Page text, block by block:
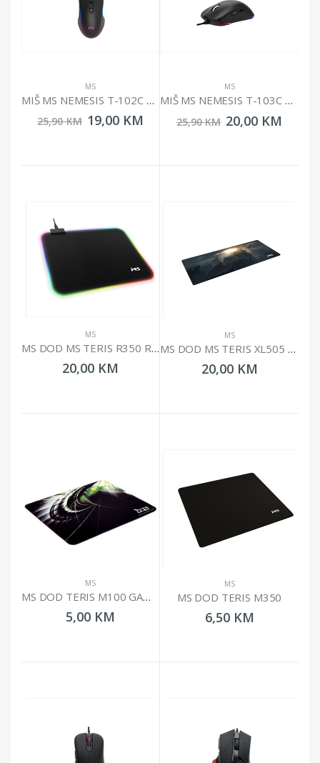
MS
MIŠ MS NEMESIS T-102C RGB 12800 DPI
25,90 KM 19,00 KM
MS
MIŠ MS NEMESIS T-103C RGB 12800 DPI
25,90 KM 20,00 KM
MS
MS DOD MS TERIS R350 RGB GAMING PODLOGA
20,00 KM
MS
MS DOD MS TERIS XL505 GAMING
20,00 KM
MS
MS DOD TERIS M100 GAMING PODLOGA
5,00 KM
MS
MS DOD TERIS M350
6,50 KM